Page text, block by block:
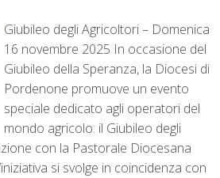
Giubileo degli Agricoltori – Domenica
16 novembre 2025 In occasione del
Giubileo della Speranza, la Diocesi di
Pordenone promuove un evento
speciale dedicato agli operatori del
mondo agricolo: il Giubileo degli
con la Pastorale Diocesana
si svolge in coincidenza con